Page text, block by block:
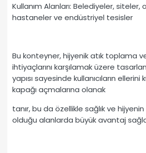
Kullanım Alanları: Belediyeler, siteler,
hastaneler ve endüstriyel tesisler
Bu konteyner, hijyenik atık toplama
ihtiyaçlarını karşılamak üzere
yapısı sayesinde kullanıcıların
kapağı açmalarına olanak
tanır, bu da özellikle sağlık ve
olduğu alanlarda büyük avantaj